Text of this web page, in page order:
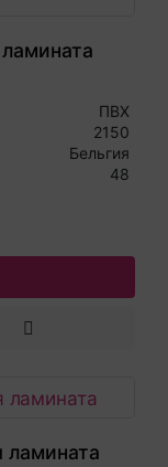
ПВХ
2150
Бельгия
48